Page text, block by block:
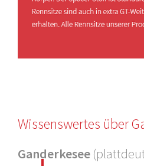
Wissenswertes über
Ganderkesee